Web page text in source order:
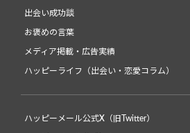
出会い成功談
お褒めの言葉
メディア掲載・広告実績
ハッピーライフ（出会い・恋愛コラム）
ハッピーメール公式X（旧Twitter）